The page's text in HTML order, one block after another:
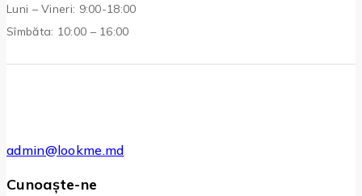
Luni – Vineri: 9:00-18:00
Sîmbăta: 10:00 – 16:00
admin@lookme.md
Cunoaște-ne